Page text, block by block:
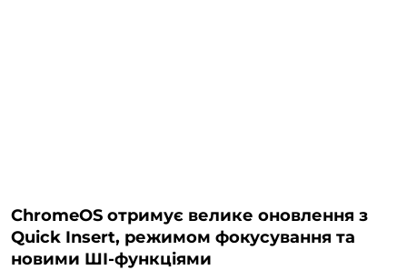
ChromeOS отримує велике оновлення з
Quick Insert, режимом фокусування та
новими ШІ-функціями